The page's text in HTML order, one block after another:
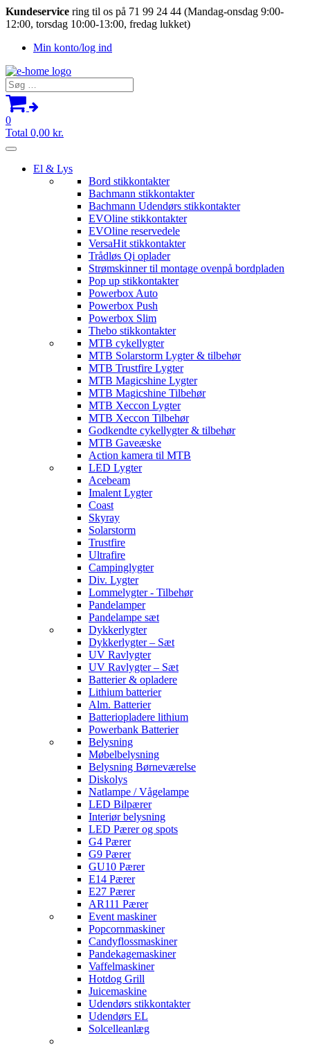
Kundeservice ring til os på 71 99 24 44 (Mandag-onsdag 9:00-
12:00, torsdag 10:00-13:00, fredag lukket)
Min konto/log ind
Søg
efter:
0
Total 0,00 kr.
El & Lys
Bord stikkontakter
Bachmann stikkontakter
Bachmann Udendørs stikkontakter
EVOline stikkontakter
EVOline reservedele
VersaHit stikkontakter
Trådløs Qi oplader
Strømskinner til montage ovenpå bordpladen
Pop up stikkontakter
Powerbox Auto
Powerbox Push
Powerbox Slim
Thebo stikkontakter
MTB cykellygter
MTB Solarstorm Lygter & tilbehør
MTB Trustfire Lygter
MTB Magicshine Lygter
MTB Magicshine Tilbehør
MTB Xeccon Lygter
MTB Xeccon Tilbehør
Godkendte cykellygter & tilbehør
MTB Gaveæske
Action kamera til MTB
LED Lygter
Acebeam
Imalent Lygter
Coast
Skyray
Solarstorm
Trustfire
Ultrafire
Campinglygter
Div. Lygter
Lommelygter - Tilbehør
Pandelamper
Pandelampe sæt
Dykkerlygter
Dykkerlygter – Sæt
UV Ravlygter
UV Ravlygter – Sæt
Batterier & opladere
Lithium batterier
Alm. Batterier
Batteriopladere lithium
Powerbank Batterier
Belysning
Møbelbelysning
Belysning Børneværelse
Diskolys
Natlampe / Vågelampe
LED Bilpærer
Interiør belysning
LED Pærer og spots
G4 Pærer
G9 Pærer
GU10 Pærer
E14 Pærer
E27 Pærer
AR111 Pærer
Event maskiner
Popcornmaskiner
Candyflossmaskiner
Pandekagemaskiner
Vaffelmaskiner
Hotdog Grill
Juicemaskine
Udendørs stikkontakter
Udendørs EL
Solcelleanlæg